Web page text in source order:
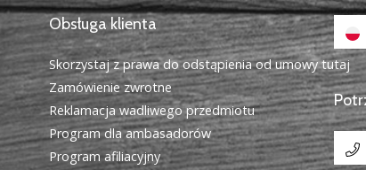
Obsługa klienta
Skorzystaj z prawa do odstąpienia od umowy tutaj
Zamówienie zwrotne
Reklamacja wadliwego przedmiotu
Program dla ambasadorów
Program afiliacyjny